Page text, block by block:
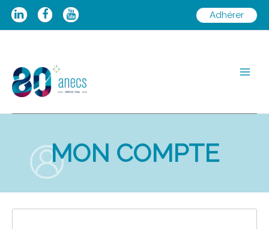
Aller
Adhérer
MON COMPTE